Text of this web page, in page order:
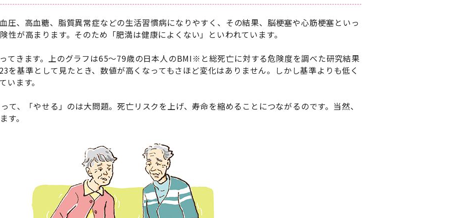
圧、高血糖、脂質異常症などの生活習慣病になりやすく、その結果、脳梗塞や心筋梗塞といっ
性が高まります。そのため「肥満は健康によくない」といわれています。
てきます。上のグラフは65～79歳の日本人のBMI※と総死亡に対する危険度を調べた研究結果
を基準として見たとき、数値が高くなってもさほど変化はありません。しかし基準よりも低く
ます。
て、「やせる」のは大問題。死亡リスクを上げ、寿命を縮めることにつながるのです。当然、
す。